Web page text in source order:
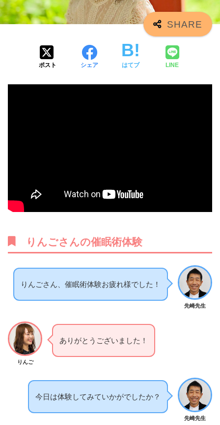
ポスト シェア はてブ LINE
りんごさんの催眠術体験
先崎先生
りんごさん、催眠術体験お疲れ様でした！
りんご
ありがとうございました！
先崎先生
今日は体験してみていかがでしたか？